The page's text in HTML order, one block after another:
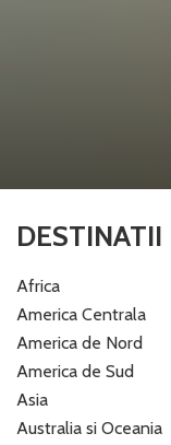
DESTINATII
Africa
America Centrala
America de Nord
America de Sud
Asia
Australia si Oceania